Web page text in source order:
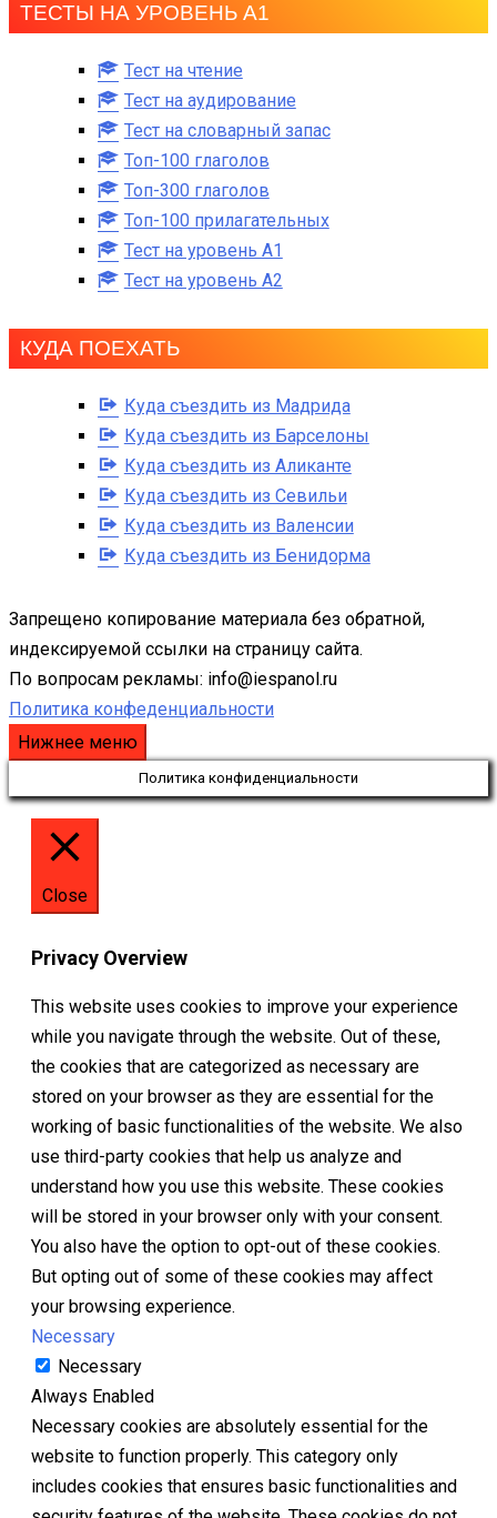
ТЕСТЫ НА УРОВЕНЬ А1
Тест на чтение
Тест на аудирование
Тест на словарный запас
Топ-100 глаголов
Топ-300 глаголов
Топ-100 прилагательных
Тест на уровень A1
Тест на уровень A2
КУДА ПОЕХАТЬ
Куда съездить из Мадрида
Куда съездить из Барселоны
Куда съездить из Аликанте
Куда съездить из Севильи
Куда съездить из Валенсии
Куда съездить из Бенидорма
Запрещено копирование материала без обратной,
индексируемой ссылки на страницу сайта.
По вопросам рекламы: info@iespanol.ru
Политика конфеденциальности
Нижнее меню
Политика конфиденциальности
Close
Privacy Overview
This website uses cookies to improve your experience
while you navigate through the website. Out of these,
the cookies that are categorized as necessary are
stored on your browser as they are essential for the
working of basic functionalities of the website. We also
use third-party cookies that help us analyze and
understand how you use this website. These cookies
will be stored in your browser only with your consent.
You also have the option to opt-out of these cookies.
But opting out of some of these cookies may affect
your browsing experience.
Necessary
Necessary
Always Enabled
Necessary cookies are absolutely essential for the
website to function properly. This category only
includes cookies that ensures basic functionalities and